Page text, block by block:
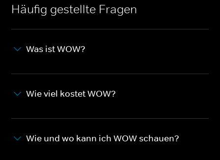
Häufig gestellte Fragen
Was ist WOW?
Wie viel kostet WOW?
Wie und wo kann ich WOW schauen?